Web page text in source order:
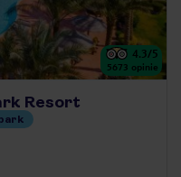
4.3/5
5673 opinie
Resort